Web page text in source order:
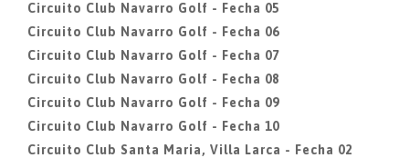
Circuito Club Navarro Golf - Fecha 05
Circuito Club Navarro Golf - Fecha 06
Circuito Club Navarro Golf - Fecha 07
Circuito Club Navarro Golf - Fecha 08
Circuito Club Navarro Golf - Fecha 09
Circuito Club Navarro Golf - Fecha 10
Circuito Club Santa Maria, Villa Larca - Fecha 02